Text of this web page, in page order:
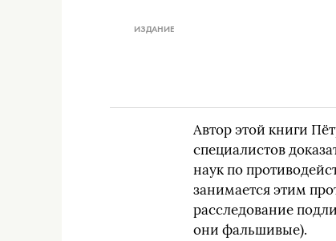
ИЗДАНИЕ
Автор этой книги
специалистов
наук по
занимается этим
расследование
они фальшивые).